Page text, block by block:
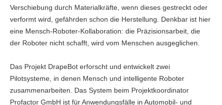
Verschiebung durch Materialkräfte, wenn dieses gestreckt oder
verformt wird, gefährden schon die Herstellung. Denkbar ist hier
eine Mensch-Roboter-Kollaboration: die Präzisionsarbeit, die
der Roboter nicht schafft, wird vom Menschen ausgeglichen.
Das Projekt DrapeBot erforscht und entwickelt zwei
Pilotsysteme, in denen Mensch und intelligente Roboter
zusammenarbeiten. Das System beim Projektkoordinator
Profactor GmbH ist für Anwendungsfälle in Automobil- und